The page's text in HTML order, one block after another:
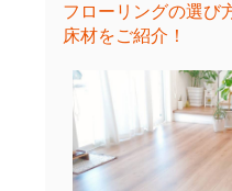
フローリングの選び
床材をご紹介！